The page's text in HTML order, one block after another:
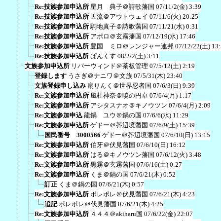
Re:技族参加申込所 星月 典子＠詩歌藩国 07/11/2(金) 3:39
Re:技族参加申込所 天流＠アウトウェイ 07/11/6(火) 20:25
Re:技族参加申込所 駒地真子＠詩歌藩国 07/11/21(水) 0:31
Re:技族参加申込所 アポロ＠玄霧藩国 07/12/19(水) 17:46
Re:技族参加申込所 豊国 ミロ＠レンジャー連邦 07/12/22(土)
Re:技族参加申込所 ぱんくす 08/2/2(土) 3:11
文族参加申込所 リバーウィンド＠茶板管理 07/5/12(土) 2:19
登録します うさぎ＠ナニワ＠文族 07/5/31(木) 23:40
文族登録申し込み 扇りんく＠世界忍者国 07/6/3(日) 9:39
Re:文族参加申込所 風杜神奈＠暁の円卓 07/6/4(月) 1:17
Re:文族参加申込所 アシタスナオ＠キノウツン 07/6/4(月) 2:09
Re:文族参加申込 龍鍋 ユウ＠鍋の国 07/6/6(水) 11:29
Re:文族参加申込所 ゲドー＠芥辺境藩国 07/6/9(土) 15:39
国民番号 3000566 ゲドー＠芥辺境藩国 07/6/10(日) 13:15
Re:文族参加申込所 伯牙＠伏見藩国 07/6/10(日) 16:12
Re:文族参加申込所 はる＠キノウツン藩国 07/6/12(火) 3:48
Re:文族参加申込所 黒霧＠玄霧藩国 07/6/16(土) 0:27
Re:文族参加申込所 くま＠鍋の国 07/6/21(木) 0:52
訂正 くま＠鍋の国 07/6/21(木) 0:57
Re:文族参加申込所 ポレポレ＠伏見藩国 07/6/21(木) 4:23
追記 ポレポレ＠伏見藩国 07/6/21(木) 4:25
Re:文族参加申込所 ４４４＠akiharu国 07/6/22(金) 22:07